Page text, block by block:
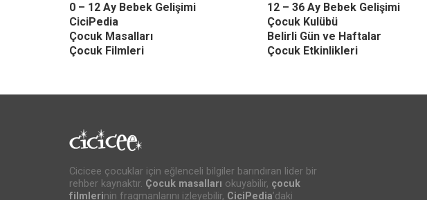
0 – 12 Ay Bebek Gelişimi
12 – 36 Ay Bebek Gelişimi
CiciPedia
Çocuk Kulübü
Çocuk Masalları
Belirli Gün ve Haftalar
Çocuk Filmleri
Çocuk Etkinlikleri
Cicicee çocuklar için eğlenceli bilgiler barındıran lider bir
rehber kaynaktır. Çocuk masalları okuyabilir, çocuk
filmlerinin fragmanlarını izleyebilir, CiciPedia’daki